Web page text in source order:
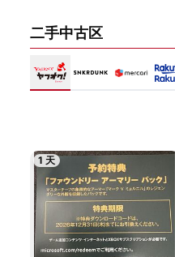
二手中古区
1 天